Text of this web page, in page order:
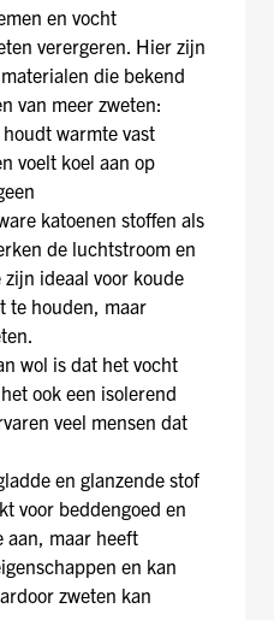
en vocht
verergeren. Hier zijn
die bekend
van meer zweten:
warmte vast
voelt koel aan op
katoenen stoffen als
de luchtstroom en
ideaal voor koude
te houden, maar
wol is dat het vocht
ook een isolerend
veel mensen dat
en glanzende stof
voor beddengoed en
aan, maar heeft
en kan
zweten kan